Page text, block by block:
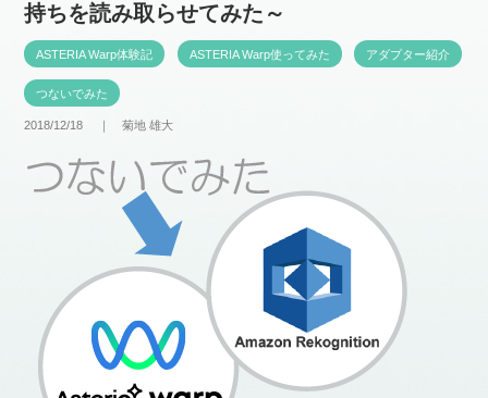
p
持ちを読み取らせてみた～
ASTERIA Warp体験記 ASTERIA Warp使ってみた アダプター紹介
つないでみた
2018/12/18 ｜菊地 雄大